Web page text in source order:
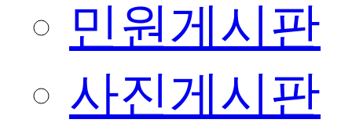
민원게시판
사진게시판